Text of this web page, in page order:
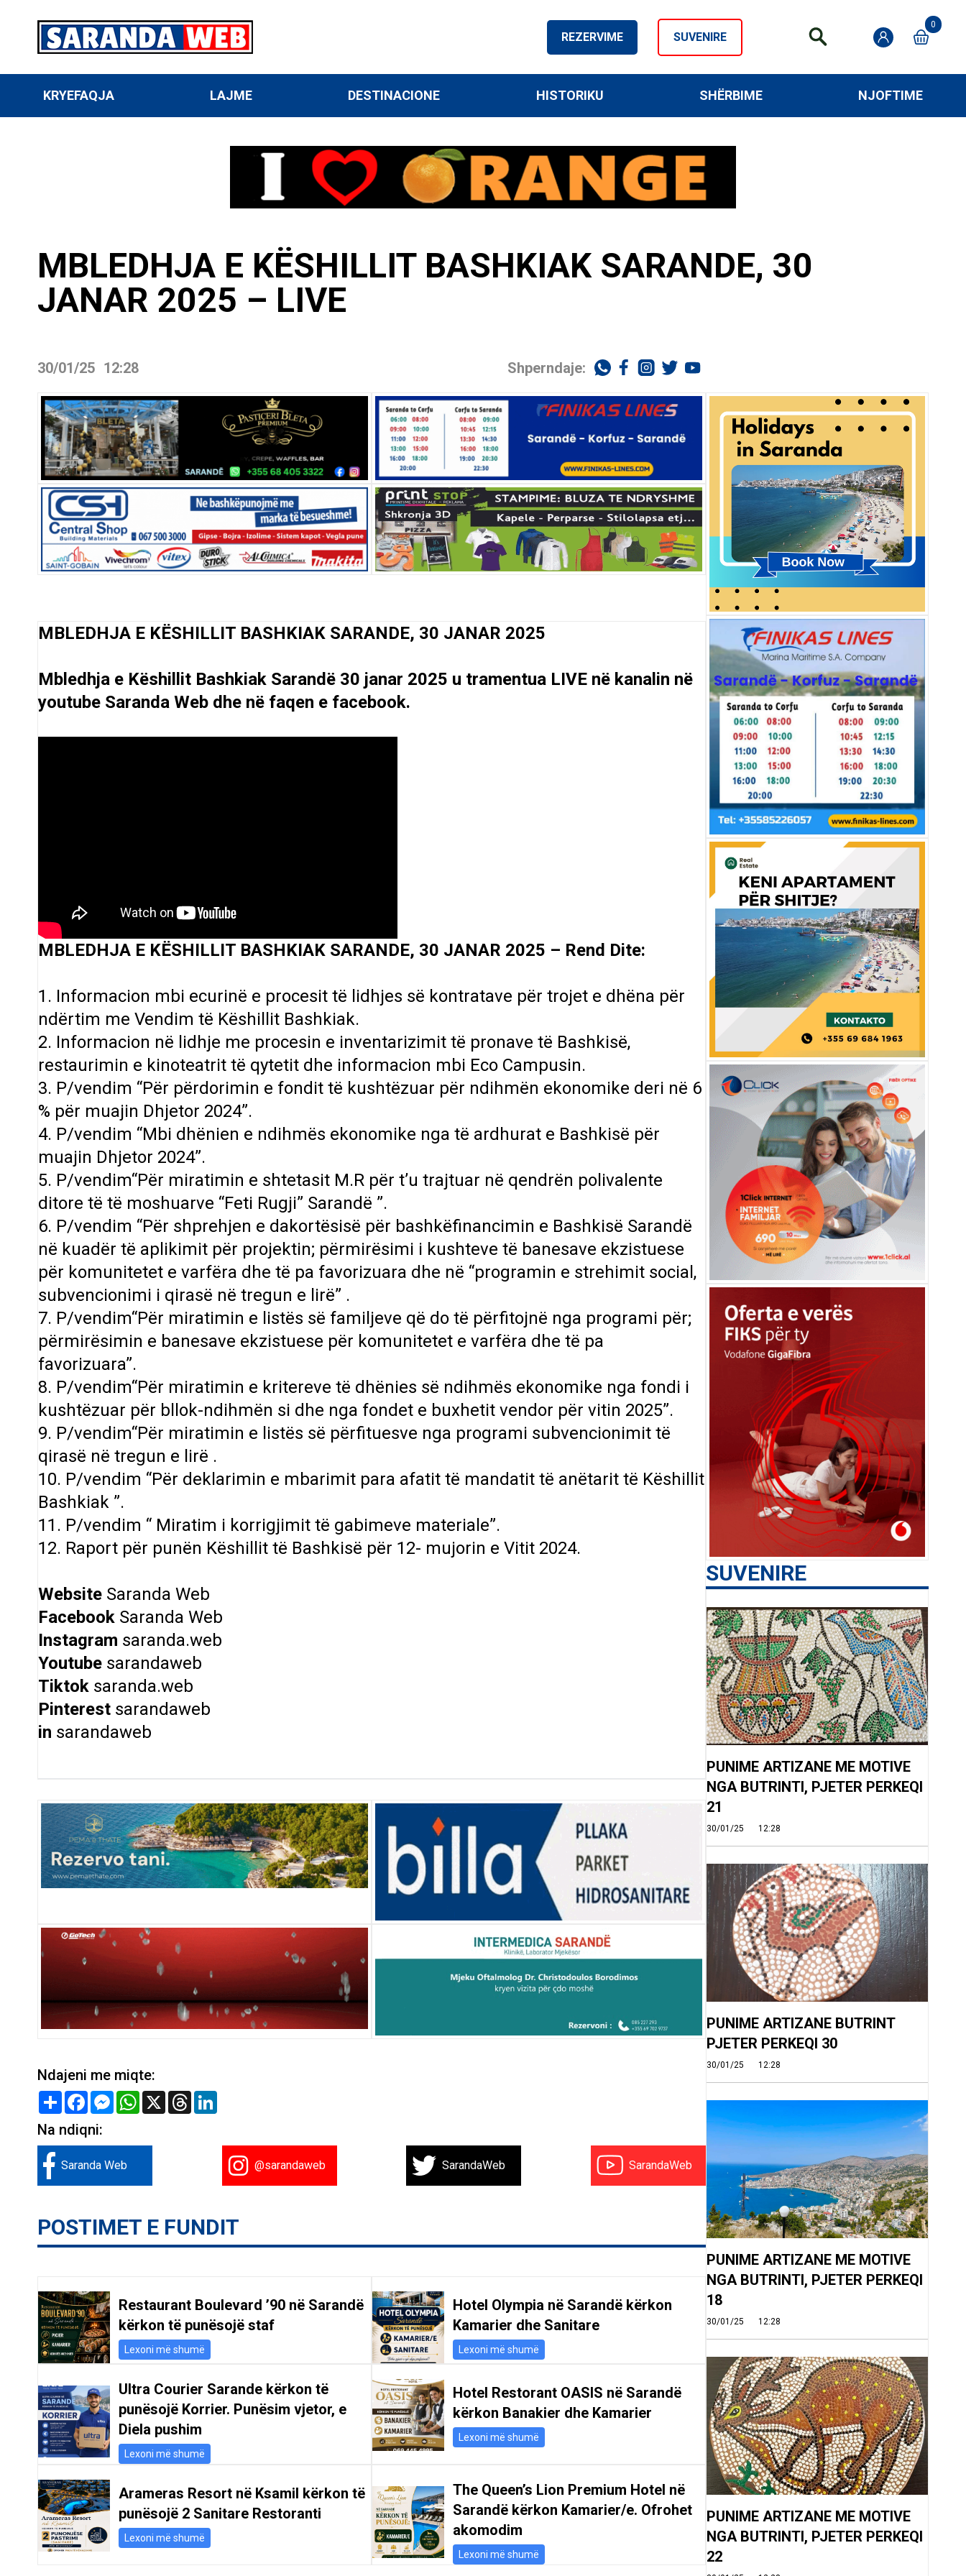
REZERVIME SUVENIRE
0
KRYEFAQJA LAJME DESTINACIONE HISTORIKU SHËRBIME NJOFTIME
MBLEDHJA E KËSHILLIT BASHKIAK SARANDE, 30
JANAR 2025 – LIVE
30/01/25 12:28 Shperndaje:
MBLEDHJA E KËSHILLIT BASHKIAK SARANDE, 30 JANAR 2025
Mbledhja e Këshillit Bashkiak Sarandë 30 janar 2025 u tramentua LIVE në kanalin në
youtube Saranda Web dhe në faqen e facebook.
MBLEDHJA E KËSHILLIT BASHKIAK SARANDE, 30 JANAR 2025 – Rend Dite:
1. Informacion mbi ecurinë e procesit të lidhjes së kontratave për trojet e dhëna për
ndërtim me Vendim të Këshillit Bashkiak.
2. Informacion në lidhje me procesin e inventarizimit të pronave të Bashkisë,
restaurimin e kinoteatrit të qytetit dhe informacion mbi Eco Campusin.
3. P/vendim “Për përdorimin e fondit të kushtëzuar për ndihmën ekonomike deri në 6
% për muajin Dhjetor 2024”.
4. P/vendim “Mbi dhënien e ndihmës ekonomike nga të ardhurat e Bashkisë për
muajin Dhjetor 2024”.
5. P/vendim“Për miratimin e shtetasit M.R për t’u trajtuar në qendrën polivalente
ditore të të moshuarve “Feti Rugji” Sarandë ”.
6. P/vendim “Për shprehjen e dakortësisë për bashkëfinancimin e Bashkisë Sarandë
në kuadër të aplikimit për projektin; përmirësimi i kushteve të banesave ekzistuese
për komunitetet e varfëra dhe të pa favorizuara dhe në “programin e strehimit social,
subvencionimi i qirasë në tregun e lirë” .
7. P/vendim“Për miratimin e listës së familjeve që do të përfitojnë nga programi për;
përmirësimin e banesave ekzistuese për komunitetet e varfëra dhe të pa
favorizuara”.
8. P/vendim“Për miratimin e kritereve të dhënies së ndihmës ekonomike nga fondi i
kushtëzuar për bllok-ndihmën si dhe nga fondet e buxhetit vendor për vitin 2025”.
9. P/vendim“Për miratimin e listës së përfituesve nga programi subvencionimit të
qirasë në tregun e lirë .
10. P/vendim “Për deklarimin e mbarimit para afatit të mandatit të anëtarit të Këshillit
Bashkiak ”.
11. P/vendim “ Miratim i korrigjimit të gabimeve materiale”.
12. Raport për punën Këshillit të Bashkisë për 12- mujorin e Vitit 2024.
Website Saranda Web
Facebook Saranda Web
Instagram saranda.web
Youtube sarandaweb
Tiktok saranda.web
Pinterest sarandaweb
in sarandaweb
Ndajeni me miqte:
Share FacebookMessenger
WhatsApp
X Threads
Na ndiqni:
Saranda Web @sarandaweb SarandaWeb SarandaWeb
POSTIMET E FUNDIT
Restaurant Boulevard ’90 në Sarandë
kërkon të punësojë staf
Lexoni më shumë
Hotel Olympia në Sarandë kërkon
Kamarier dhe Sanitare
Lexoni më shumë
Ultra Courier Sarande kërkon të
punësojë Korrier. Punësim vjetor, e
Diela pushim
Lexoni më shumë
Hotel Restorant OASIS në Sarandë
kërkon Banakier dhe Kamarier
Lexoni më shumë
Arameras Resort në Ksamil kërkon të
punësojë 2 Sanitare Restoranti
Lexoni më shumë
The Queen’s Lion Premium Hotel në
Sarandë kërkon Kamarier/e. Ofrohet
akomodim
Lexoni më shumë
SUVENIRE
PUNIME ARTIZANE ME MOTIVE
NGA BUTRINTI, PJETER PERKEQI
21
30/01/25 12:28
PUNIME ARTIZANE BUTRINT
PJETER PERKEQI 30
30/01/25 12:28
PUNIME ARTIZANE ME MOTIVE
NGA BUTRINTI, PJETER PERKEQI
18
30/01/25 12:28
PUNIME ARTIZANE ME MOTIVE
NGA BUTRINTI, PJETER PERKEQI
22